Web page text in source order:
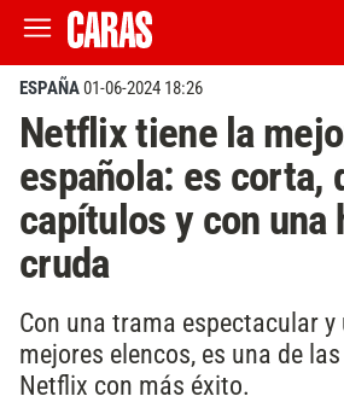
ESPAÑA01-06-2024 18:26
Netflix tiene la
española: es corta,
capítulos y con una
cruda
Con una trama espectacular y
mejores elencos, es una de
Netflix con más éxito.